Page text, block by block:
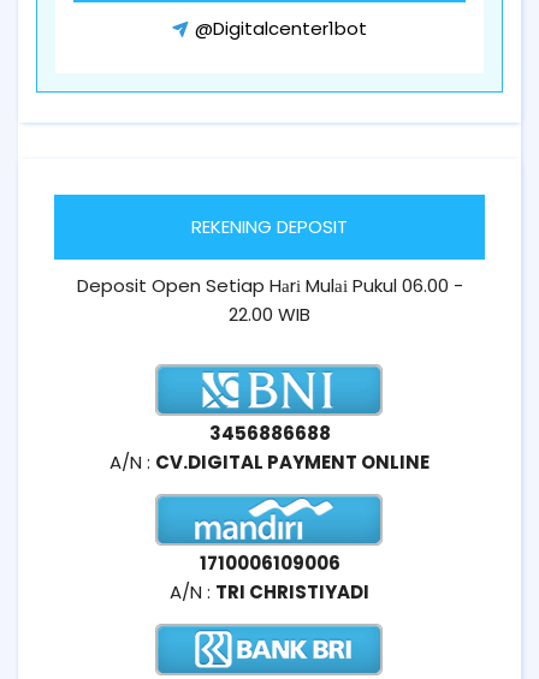
@Digitalcenter1bot
REKENING DEPOSIT
Deposit Open Setiap Hаrі Mulаі Pukul 06.00 -
22.00 WIB
3456886688
A/N : CV.DIGITAL PAYMENT ONLINE
1710006109006
A/N : TRI CHRISTIYADI